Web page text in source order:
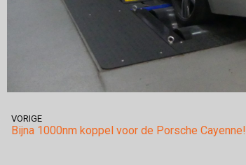
VORIGE
Bijna 1000nm koppel voor de Porsche Cayenne!